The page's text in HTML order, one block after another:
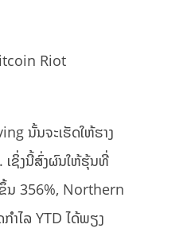
Riot
ນັ້ນຈະເຮັດໃຫ້ຮາງ
ຊິ່ງນີ້ສົ່ງຜົນໃຫ້ຮຸ້ນທີ່
ນ 356%, Northern
າໄລ YTD ໄດ້ພຽງ